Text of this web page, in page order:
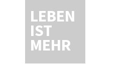
LEBEN
IST
MEHR